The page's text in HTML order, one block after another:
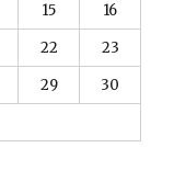
15
16
22
23
29
30